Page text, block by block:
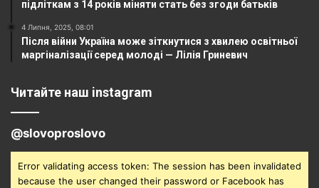
підліткам з 14 років міняти стать без згоди батьків
4 Липня, 2025, 08:01
Після війни Україна може зіткнутися з хвилею освітньої
маргіналізації серед молоді — Лілія Гриневич
Читайте наш instagram
@slovoproslovo
Error validating access token: The session has been invalidated
because the user changed their password or Facebook has